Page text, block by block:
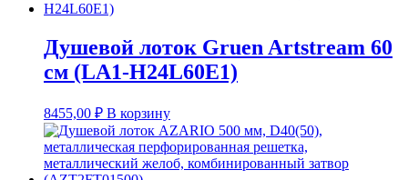
Душевой лоток Gruen Artstream 60
см (LA1-H24L60E1)
8455,00 ₽ В корзину